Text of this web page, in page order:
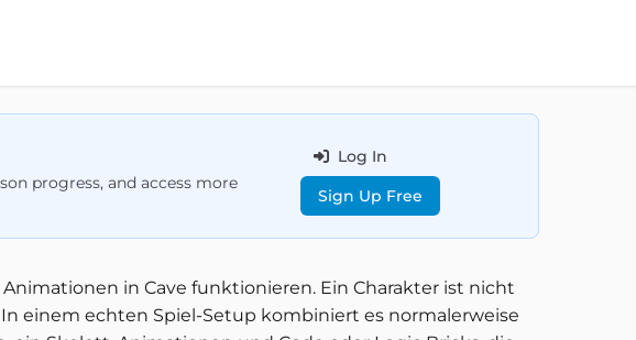
progress, and access more
Log In
Sign Up Free
in Cave funktionieren. Ein Charakter ist nicht
einem echten Spiel-Setup kombiniert es normalerweise